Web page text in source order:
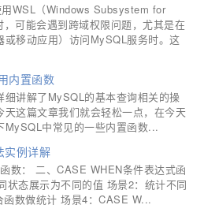
WSL（Windows Subsystem for
可能会遇到跨域权限问题，尤其是在
或移动应用）访问MySQL服务时。这
内置函数
讲解了MySQL的基本查询相关的操
这篇文章我们就会轻松一点，在今天
中常见的一些内置函数...
实例详解
数： 二、CASE WHEN条件表达式函
状态展示为不同的值 场景2：统计不同
数做统计 场景4：CASE W...